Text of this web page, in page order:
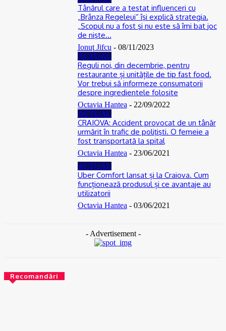
Tânărul care a testat influenceri cu
„Brânza Regeleui” îşi explică strategia.
„Scopul nu a fost şi nu este să îmi bat joc
de nişte...
Ionuţ Jifcu - 08/11/2023
ACTUAL
Reguli noi, din decembrie, pentru
restaurante și unitățile de tip fast food.
Vor trebui să informeze consumatorii
despre ingredientele folosite
Octavia Hantea - 22/09/2022
ACTUAL
CRAIOVA: Accident provocat de un tânăr
urmărit în trafic de poliţişti. O femeie a
fost transportată la spital
Octavia Hantea - 23/06/2021
ACTUAL
Uber Comfort lansat și la Craiova. Cum
funcționează produsul și ce avantaje au
utilizatorii
Octavia Hantea - 03/06/2021
- Advertisement -
Recomandări